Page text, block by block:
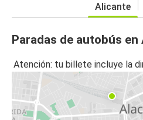
Alicante
Paradas de autobús en
Atención: tu billete incluye la